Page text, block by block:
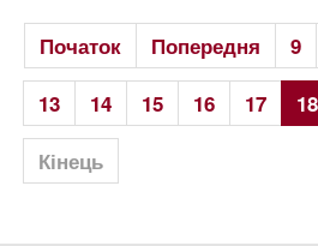
Початок Попередня 9
13
14 15 16 17 18
Кінець